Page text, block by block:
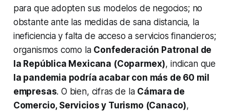
para que adopten sus modelos de negocios; no
obstante ante las medidas de sana distancia, la
ineficiencia y falta de acceso a servicios financieros;
organismos como la Confederación Patronal de
la República Mexicana (Coparmex), indican que
la pandemia podría acabar con más de 60 mil
empresas. O bien, cifras de la Cámara de
Comercio, Servicios y Turismo (Canaco),